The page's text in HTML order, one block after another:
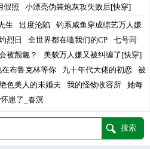
假照 小漂亮伪装炮灰攻失败后[快穿]
生 过度沦陷
钓系咸鱼穿成综艺万人嫌
烈日 全世界都在嗑我们的CP
七号同
被觊觎？
美貌万人嫌又被纠缠了[快穿]
在布鲁克林等你 九十年代大佬的初恋
被
色美人的未婚夫 我的怪物收容所
她每
崽了_春溟